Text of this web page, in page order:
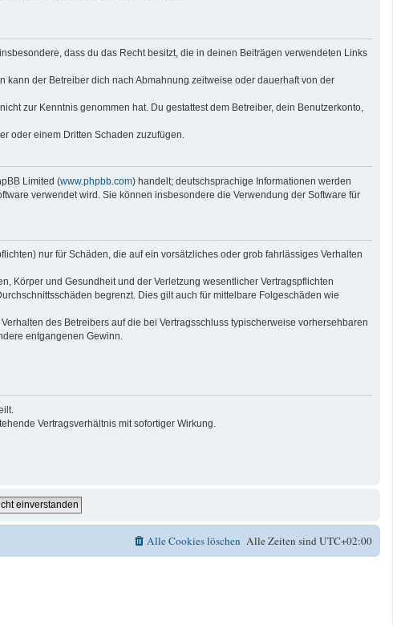
dass du das Recht besitzt, die in deinen Beiträgen verwendeten Links
der Betreiber dich nach Abmahnung zeitweise oder dauerhaft von der
zur Kenntnis genommen hat. Du gestattest dem Betreiber, dein Benutzerkonto,
oder einem Dritten Schaden zuzufügen.
Limited (www.phpbb.com) handelt; deutschsprachige Informationen werden
verwendet wird. Sie können insbesondere die Verwendung der Software für
nur für Schäden, die auf ein vorsätzliches oder grob fahrlässiges Verhalten
Körper und Gesundheit und der Verletzung wesentlicher Vertragspflichten
begrenzt. Dies gilt auch für mittelbare Folgeschäden wie
des Betreibers auf die bei Vertragsschluss typischerweise vorhersehbaren
entgangenen Gewinn.
Vertragsverhältnis mit sofortiger Wirkung.
Alle Zeiten sindUTC+02:00
Alle Cookies löschen